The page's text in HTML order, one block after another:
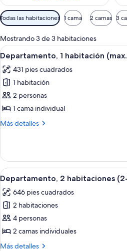
Filtros
disponibles
para
las
habitaciones
Todas las habitaciones 1 cama 2 camas 3
Mostrando 3 de 3 habitaciones
Abrir
todas
las
fotos
de
Departamento,
1
2
Personen)
Un
6
Departamento, 1 habitación
431 pies cuadrados
1 habitación
2 personas
1 cama individual
Más detalles
Más
1
habitación
(max.
Personen)
Abrir
todas
las
fotos
de
Departamento,
2
Un
5
Departamento, 2 habitaciones
646 pies cuadrados
2 habitaciones
4 personas
2 camas individuales
Más detalles
Más